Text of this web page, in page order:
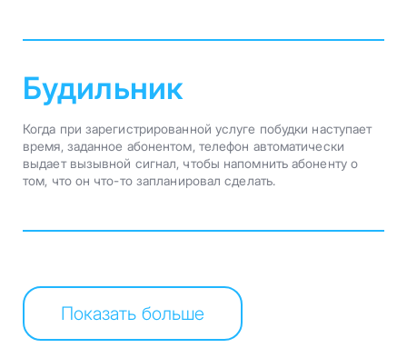
Будильник
Когда при зарегистрированной услуге побудки наступает
время, заданное абонентом, телефон автоматически
выдает вызывной сигнал, чтобы напомнить абоненту о
том, что он что-то запланировал сделать.
Показать больше